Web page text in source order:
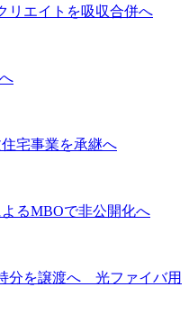
リエイトを吸収合併へ
宅事業を承継へ
るMBOで非公開化へ
分を譲渡へ 光ファイバ用